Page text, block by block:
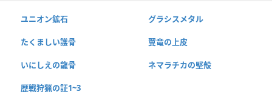
ユニオン鉱石 グラシスメタル
たくましい護骨 翼竜の上皮
いにしえの龍骨 ネマラチカの堅殻
歴戦狩猟の証1~3